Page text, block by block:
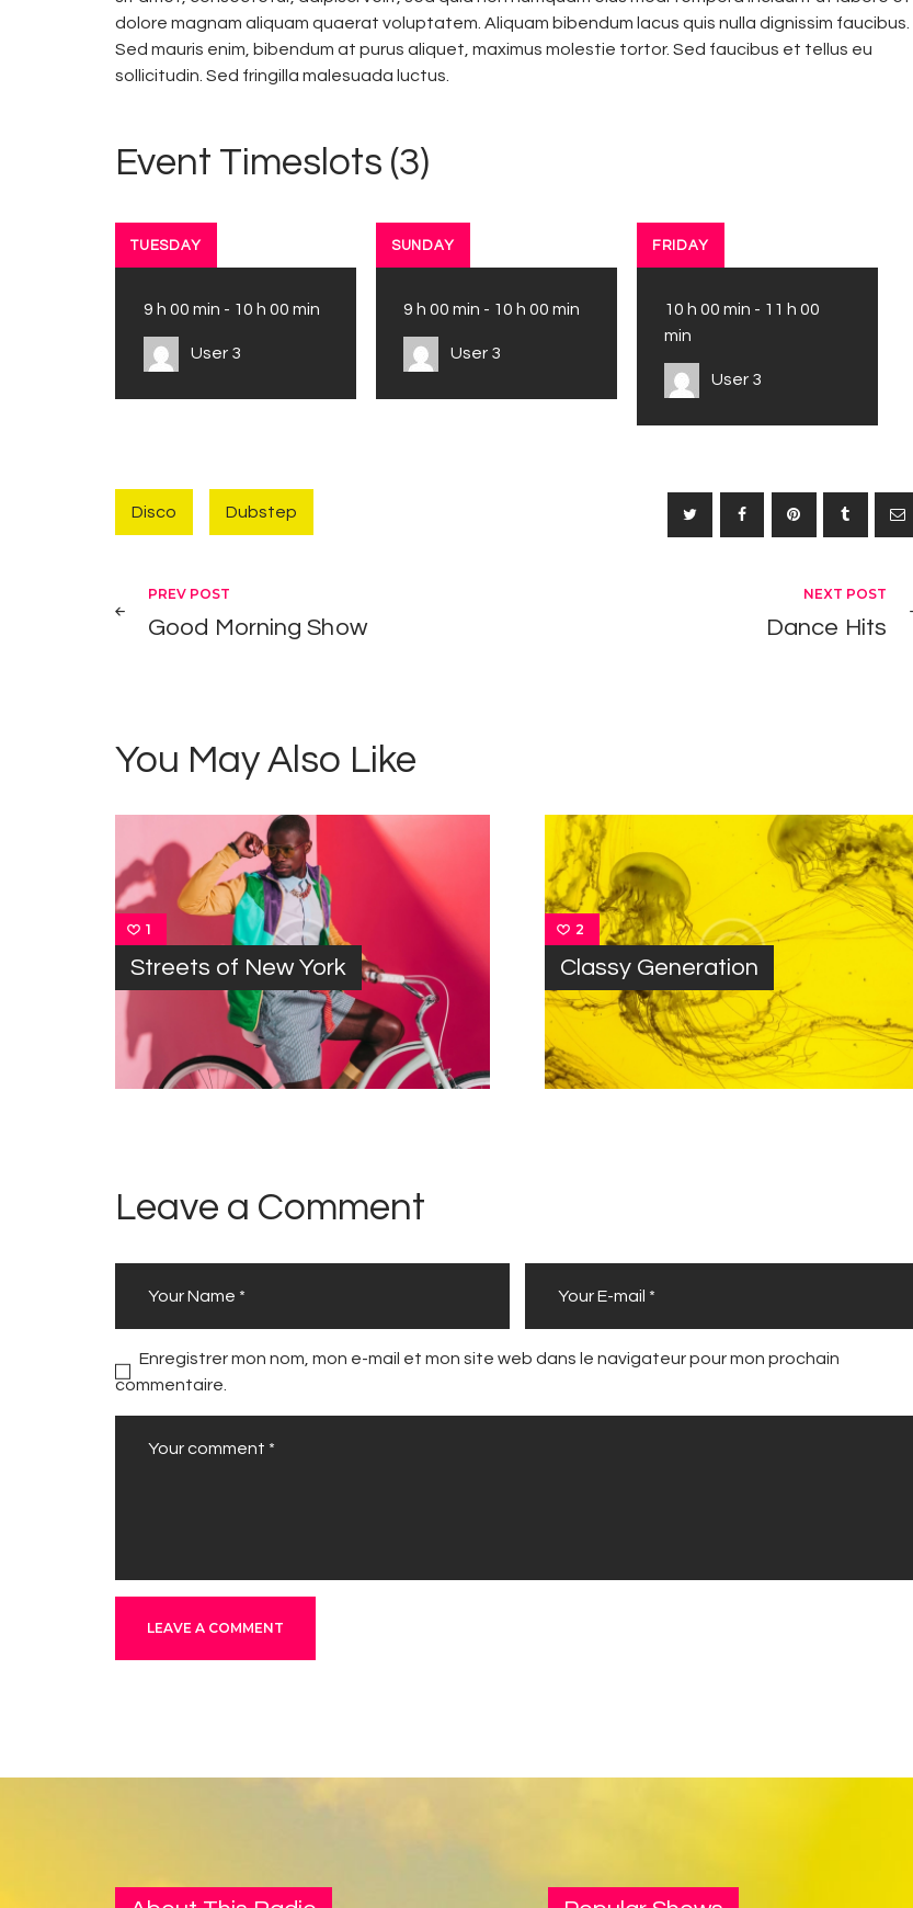
dolore magnam aliquam quaerat voluptatem. Aliquam bibendum lacus quis nulla dignissim faucibus.
Sed mauris enim, bibendum at purus aliquet, maximus molestie tortor. Sed faucibus et tellus eu
sollicitudin. Sed fringilla malesuada luctus.
Event Timeslots (3)
TUESDAY
9 h 00 min - 10 h 00 min
User 3
SUNDAY
9 h 00 min - 10 h 00 min
User 3
FRIDAY
10 h 00 min - 11 h 00
min
User 3
Disco Dubstep
Navigation de l’article
PREV POST
Good Morning Show
NEXT POST
Dance Hits
You May Also Like
1
Streets of New York
2
Classy Generation
Leave a Comment
Enregistrer mon nom, mon e-mail et mon site web dans le navigateur pour mon prochain
commentaire.